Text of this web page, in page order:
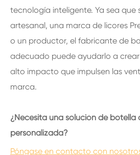
tecnología inteligente. Ya sea que
artesanal, una marca de licores
o un productor, el fabricante de
adecuado puede ayudarlo a
alto impacto que impulsen las
marca.
¿Necesita una solución de botella
personalizada?
Póngase en contacto con